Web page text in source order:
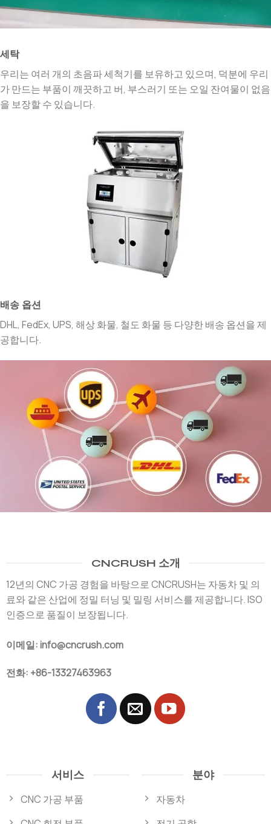
세탁
우리는 여러 개의 초음파 세척기를 보유하고 있으며, 덕분에 우리
가 만드는 부품이 깨끗하고 버, 부스러기 또는 오일 잔여물이 없음
을 보장할 수 있습니다.
배송 옵션
DHL, FedEx, UPS, 해상 화물, 철도 화물 등 다양한 배송 옵션을 제
공합니다.
CNCRUSH 소개
12년의 CNC 가공 경험을 바탕으로 CNCRUSH는 자동차 및 의
료와 같은 산업에 정밀 터닝 및 밀링 서비스를 제공합니다. ISO
인증으로 품질이 보장됩니다.
이메일: info@cncrush.com
전화: +86-13327463963
서비스
CNC 가공 부품
분야
자동차